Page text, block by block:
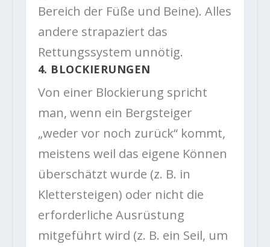
Bereich der Füße und Beine). Alles
andere strapaziert das
Rettungssystem unnötig.
4. BLOCKIERUNGEN
Von einer Blockierung spricht
man, wenn ein Bergsteiger
„weder vor noch zurück“ kommt,
meistens weil das eigene Können
überschätzt wurde (z. B. in
Klettersteigen) oder nicht die
erforderliche Ausrüstung
mitgeführt wird (z. B. ein Seil, um